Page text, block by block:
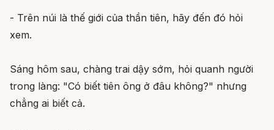
- Trên núi là thế giới của thần tiên, hãy đến đó hỏi
xem.
Sáng hôm sau, chàng trai dậy sớm, hỏi quanh người
trong làng: "Có biết tiên ông ở đâu không?" nhưng
chẳng ai biết cả.